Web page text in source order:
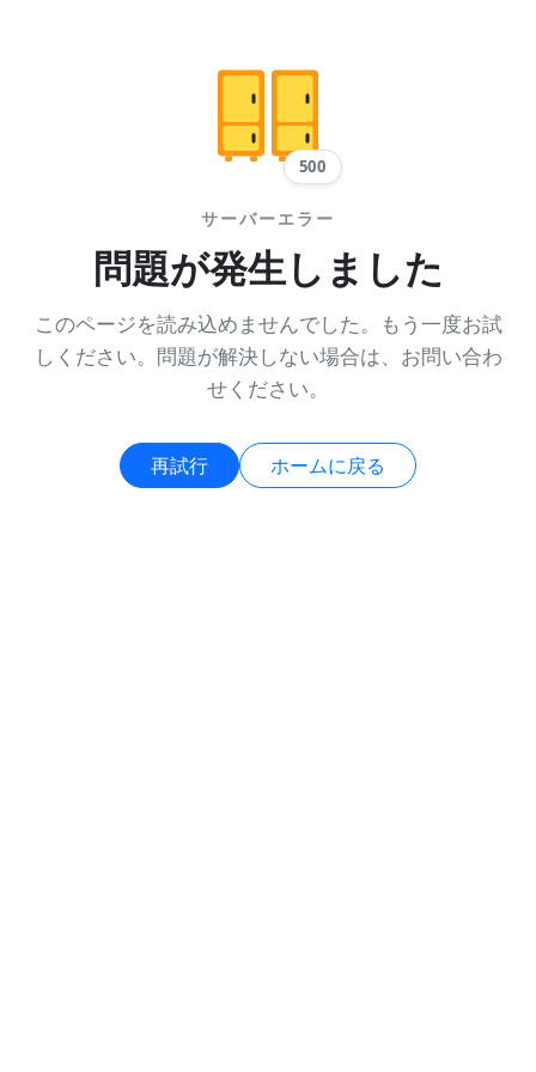
500
サーバーエラー
問題が発生しました
このページを読み込めませんでした。もう一度お試
しください。問題が解決しない場合は、お問い合わ
せください。
再試行 ホームに戻る